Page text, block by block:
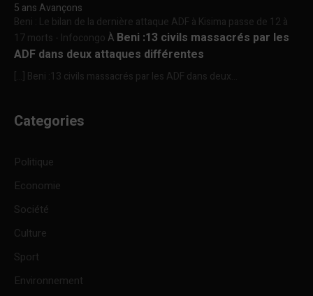
5 ans Avançons
Beni : Le bilan de la dernière attaque ADF à Kisima passe de 12 à
17 morts - InfocongoÀ Beni :13 civils massacrés par les
ADF dans deux attaques différentes
[…] Beni :13 civils massacrés par les ADF dans deux...
Categories
Politique
Economie
Société
Culture
Sport
Environnement